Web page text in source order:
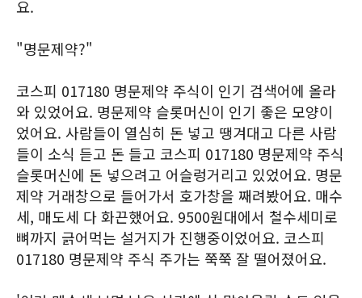
요.
"명문제약?"
코스피 017180 명문제약 주식이 인기 검색어에 올라
와 있었어요. 명문제약 슬롯머신이 인기 좋은 모양이
었어요. 사람들이 열심히 돈 넣고 땡겨대고 다른 사람
들이 소식 듣고 돈 들고 코스피 017180 명문제약 주식
슬롯머신에 돈 넣으려고 어슬렁거리고 있었어요. 명문
제약 거래창으로 들어가서 호가창을 째려봤어요. 매수
세, 매도세 다 화끈했어요. 9500원대에서 철수세미로
뼈까지 긁어먹는 설거지가 진행중이었어요. 코스피
017180 명문제약 주식 주가는 쭉쭉 잘 떨어졌어요.